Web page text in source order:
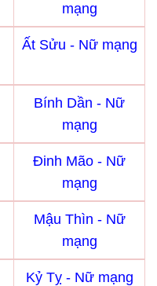
mạng
Ất Sửu - Nữ mạng
Bính Dần - Nữ
mạng
Đinh Mão - Nữ
mạng
Mậu Thìn - Nữ
mạng
Kỷ Tỵ - Nữ mạng